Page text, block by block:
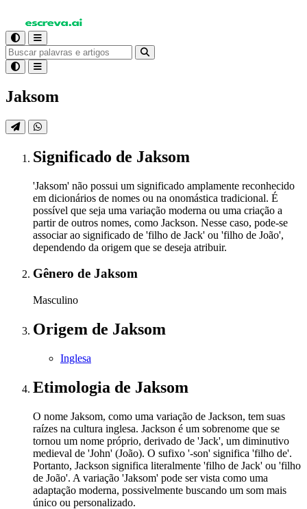
Jaksom
Significado de Jaksom
'Jaksom' não possui um significado amplamente reconhecido
em dicionários de nomes ou na onomástica tradicional. É
possível que seja uma variação moderna ou uma criação a
partir de outros nomes, como Jackson. Nesse caso, pode-se
associar ao significado de 'filho de Jack' ou 'filho de João',
dependendo da origem que se deseja atribuir.
Gênero de Jaksom
Masculino
Origem de Jaksom
Inglesa
Etimologia de Jaksom
O nome Jaksom, como uma variação de Jackson, tem suas
raízes na cultura inglesa. Jackson é um sobrenome que se
tornou um nome próprio, derivado de 'Jack', um diminutivo
medieval de 'John' (João). O sufixo '-son' significa 'filho de'.
Portanto, Jackson significa literalmente 'filho de Jack' ou 'filho
de João'. A variação 'Jaksom' pode ser vista como uma
adaptação moderna, possivelmente buscando um som mais
único ou personalizado.